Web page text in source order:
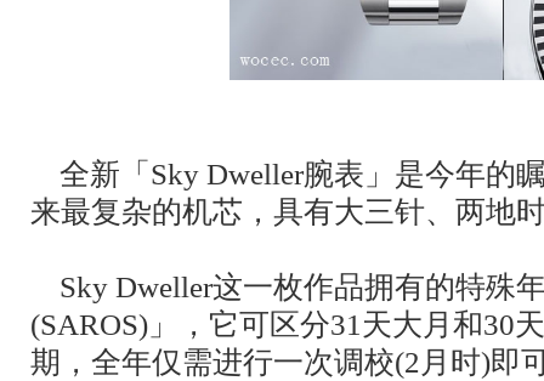
全新「Sky Dweller腕表」是今年的
来最复杂的机芯，具有大三针、两地
Sky Dweller这一枚作品拥有的特殊
(SAROS)」，它可区分31天大月和30
期，全年仅需进行一次调校(2月时)即